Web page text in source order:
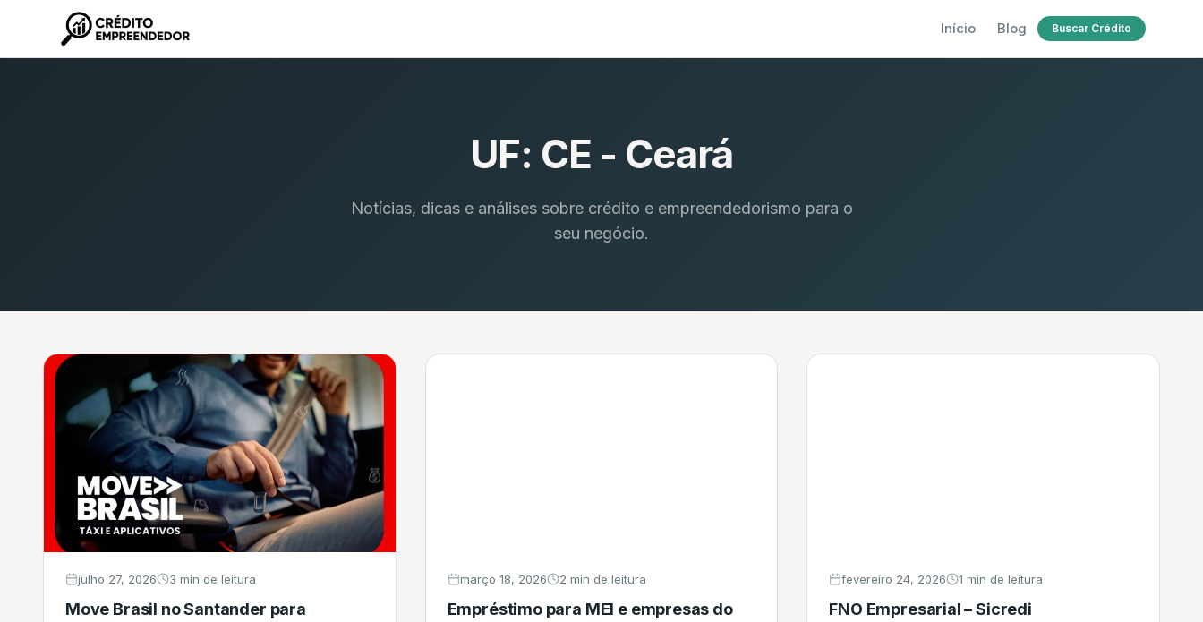
Início Blog Buscar Crédito
UF: CE - Ceará
Notícias, dicas e análises sobre crédito e empreendedorismo para o
seu negócio.
julho 27, 2026 3 min de leitura
Move Brasil no Santander para
março 18, 2026 2 min de leitura
Empréstimo para MEI e empresas do
fevereiro 24, 2026 1 min de leitura
FNO Empresarial – Sicredi